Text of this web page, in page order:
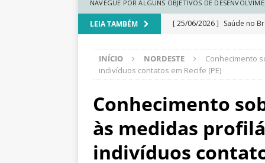
NAVEGUE POR ALGUNS OBJETIVOS DE
LEIA TAMBÉM [ 25/06/2026 ] Saúde no
[ 25/06/2026 ]
[ 25/06/2026 ] Ranking do
[ 25/06/2026 ] Renda
INÍCIO NORDESTE
Conhecimento
indivíduos contatos em Recife (PE)
Conhecimento
às medidas
indivíduos